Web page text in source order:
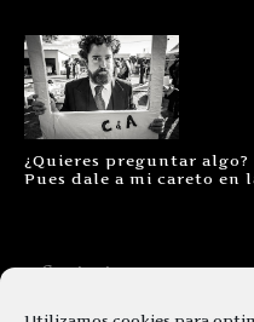
¿Quieres preguntar algo?
Pues dale a mi careto en
Contacto
Aviso legal